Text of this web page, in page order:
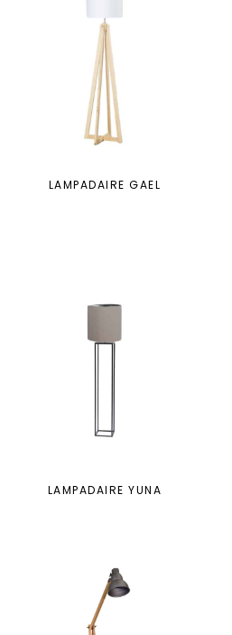
LAMPADAIRE GAEL
LAMPADAIRE YUNA